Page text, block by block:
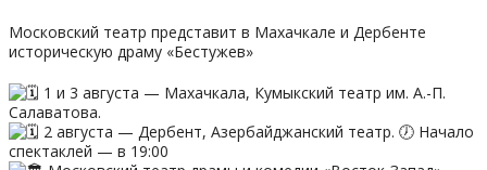
Московский театр представит в Махачкале и Дербенте
историческую драму «Бестужев»
1 и 3 августа — Махачкала, Кумыкский театр им. А.-П.
Салаватова.
2 августа — Дербент, Азербайджанский театр. 🕖 Начало
спектаклей — в 19:00